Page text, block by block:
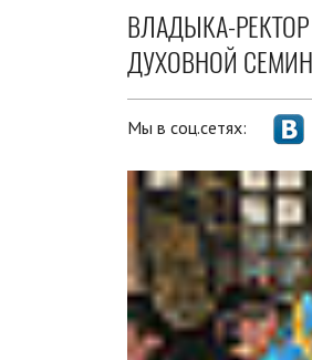
ВЛАДЫКА-
ДУХОВНОЙ
Мы в соц.сетях: